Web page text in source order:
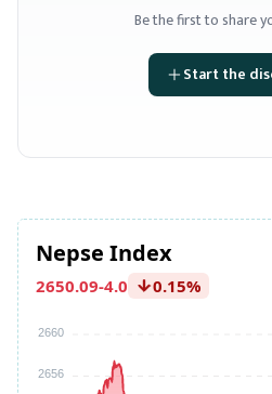
Be the first to share
Start the